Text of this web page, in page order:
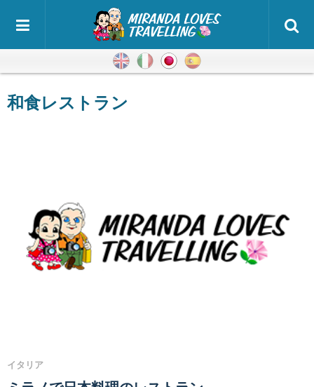
英語 イタリア語
日本語
和食レストラン
イタリア